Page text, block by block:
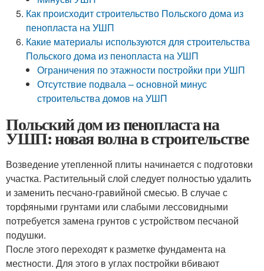
Как происходит строительство Польского дома из
пенопласта на УШП
Какие материалы используются для строительства
Польского дома из пенопласта на УШП
Ограничения по этажности постройки при УШП
Отсутствие подвала – основной минус
строительства домов на УШП
Польский дом из пенопласта на
УШП: новая волна в строительстве
Возведение утепленной плиты начинается с подготовки
участка. Растительный слой следует полностью удалить
и заменить песчано-гравийной смесью. В случае с
торфяными грунтами или слабыми лессовидными
потребуется замена грунтов с устройством песчаной
подушки.
После этого переходят к разметке фундамента на
местности. Для этого в углах постройки вбивают